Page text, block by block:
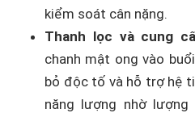
kiểm soát cân nặng.
Thanh lọc và cung
chanh mật ong vào
bỏ độc tố và hỗ trợ hệ
năng lượng nhờ